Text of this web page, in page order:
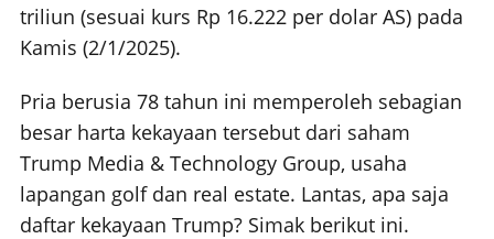
triliun (sesuai kurs Rp 16.222 per dolar AS) pada
Kamis (2/1/2025).
Pria berusia 78 tahun ini memperoleh sebagian
besar harta kekayaan tersebut dari saham
Trump Media & Technology Group, usaha
lapangan golf dan real estate. Lantas, apa saja
daftar kekayaan Trump? Simak berikut ini.